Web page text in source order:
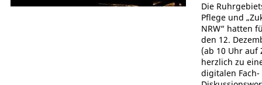
Die
Pflege und
NRW“ hatten
den 12.
(ab 10 Uhr auf
herzlich zu
digitalen